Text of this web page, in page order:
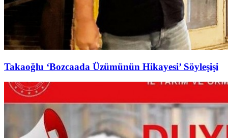
Takaoğlu ‘Bozcaada Üzümünün Hikayesi’ Söyleşişi